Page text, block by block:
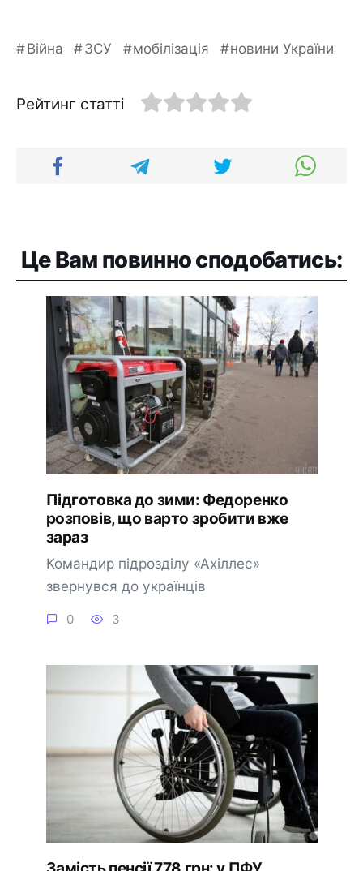
Війна ЗСУ мобілізація новини України
Рейтинг статті
Це Вам повинно сподобатись:
Підготовка до зими: Федоренко
розповів, що варто зробити вже
зараз
Командир підрозділу «Ахіллес»
звернувся до українців
0 3